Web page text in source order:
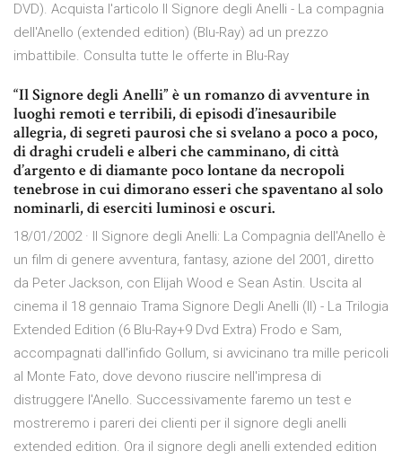
DVD). Acquista l'articolo Il Signore degli Anelli - La compagnia
dell'Anello (extended edition) (Blu-Ray) ad un prezzo
imbattibile. Consulta tutte le offerte in Blu-Ray
“Il Signore degli Anelli” è un romanzo di avventure in
luoghi remoti e terribili, di episodi d’inesauribile
allegria, di segreti paurosi che si svelano a poco a poco,
di draghi crudeli e alberi che camminano, di città
d’argento e di diamante poco lontane da necropoli
tenebrose in cui dimorano esseri che spaventano al solo
nominarli, di eserciti luminosi e oscuri.
18/01/2002 · Il Signore degli Anelli: La Compagnia dell'Anello è
un film di genere avventura, fantasy, azione del 2001, diretto
da Peter Jackson, con Elijah Wood e Sean Astin. Uscita al
cinema il 18 gennaio Trama Signore Degli Anelli (Il) - La Trilogia
Extended Edition (6 Blu-Ray+9 Dvd Extra) Frodo e Sam,
accompagnati dall'infido Gollum, si avvicinano tra mille pericoli
al Monte Fato, dove devono riuscire nell'impresa di
distruggere l'Anello. Successivamente faremo un test e
mostreremo i pareri dei clienti per il signore degli anelli
extended edition. Ora il signore degli anelli extended edition